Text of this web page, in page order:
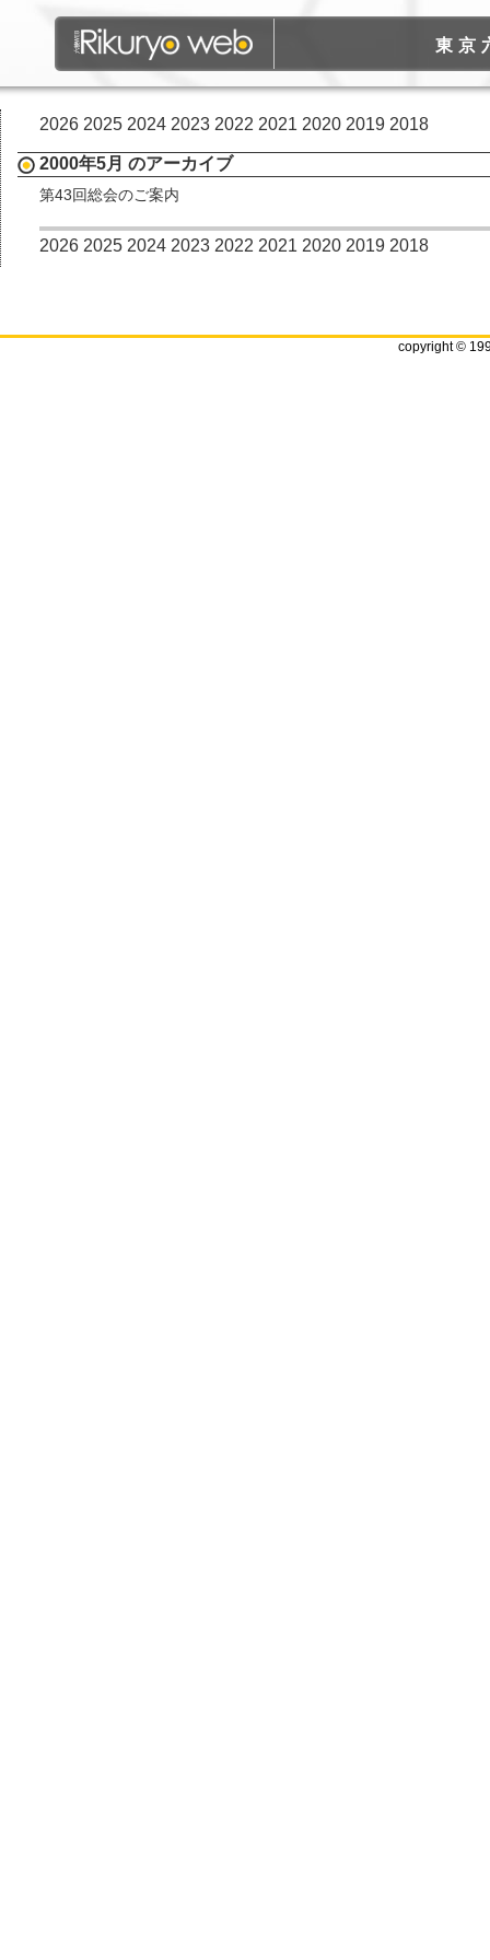
東京
2026 2025 2024 2023 2022 2021 2020 2019 2018
2000年5月 のアーカイブ
第43回総会のご案内
2026 2025 2024 2023 2022 2021 2020 2019 2018
copyright ©